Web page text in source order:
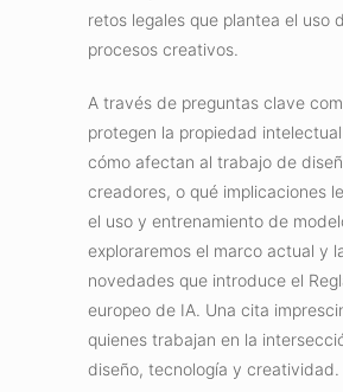
retos legales que plantea el uso
procesos creativos.
A través de preguntas clave
protegen la propiedad
cómo afectan al trabajo de
creadores, o qué implicaciones
el uso y entrenamiento de
exploraremos el marco actual y
novedades que introduce el
europeo de IA. Una cita
quienes trabajan en la
diseño, tecnología y creatividad.